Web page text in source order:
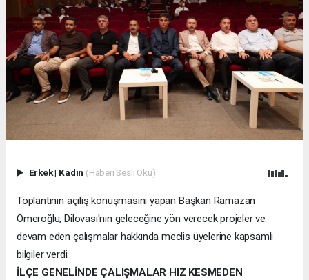
Erkek| Kadın (Haberi Sesli Oku)
Toplantının açılış konuşmasını yapan Başkan Ramazan
Ömeroğlu, Dilovası'nın geleceğine yön verecek projeler ve
devam eden çalışmalar hakkında meclis üyelerine kapsamlı
bilgiler verdi.
İLÇE GENELİNDE ÇALIŞMALAR HIZ KESMEDEN